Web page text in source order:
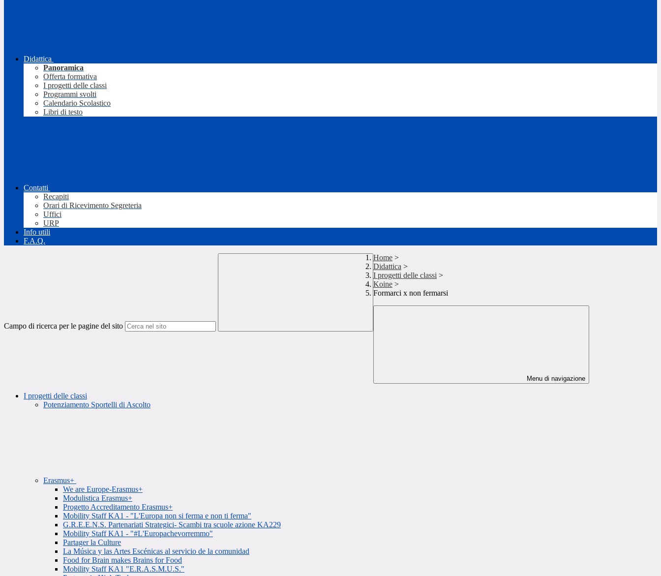
Didattica
Panoramica
Offerta formativa
I progetti delle classi
Programmi svolti
Calendario Scolastico
Libri di testo
Contatti
Recapiti
Orari di Ricevimento Segreteria
Uffici
URP
Info utili
F.A.Q.
Campo di ricerca per le pagine del sito
Home >
Didattica >
I progetti delle classi >
Koine >
Formarci x non fermarsi
Menu di navigazione
I progetti delle classi
Potenziamento Sportelli di Ascolto
Erasmus+
We are Europe-Erasmus+
Modulistica Erasmus+
Progetto Accreditamento Erasmus+
Mobility Staff KA1 - "L'Europa non si ferma e non ti ferma"
G.R.E.E.N.S. Partenariati Strategici- Scambi tra scuole azione KA229
Mobility Staff KA1 - "#L'Europachevorremmo"
Partager la Culture
La Música y las Artes Escénicas al servicio de la comunidad
Food for Brain makes Brains for Food
Mobility Staff KA1 "E.R.A.S.M.U.S."